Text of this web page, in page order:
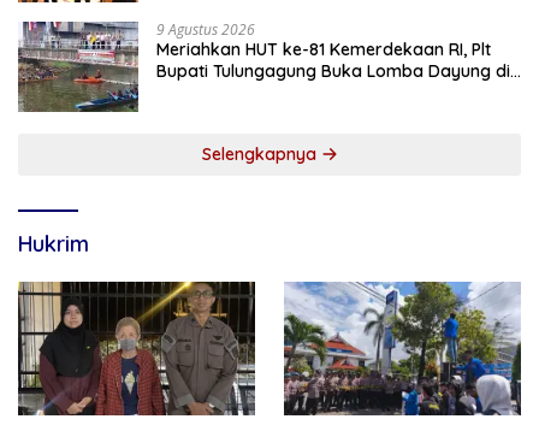
9 Agustus 2026
Meriahkan HUT ke-81 Kemerdekaan RI, Plt
Bupati Tulungagung Buka Lomba Dayung di
Selengkapnya
Hukrim